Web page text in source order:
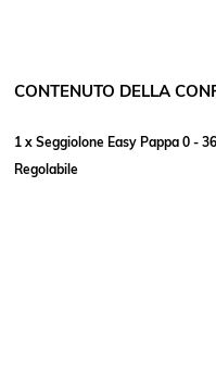
CONTENUTO DELLA
1 x Seggiolone Easy Pappa 0 -
Regolabile